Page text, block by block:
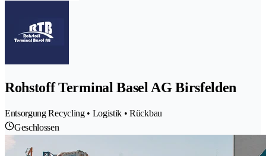
Rohstoff Terminal Basel AG Birsfelden
Entsorgung Recycling • Logistik • Rückbau
Geschlossen